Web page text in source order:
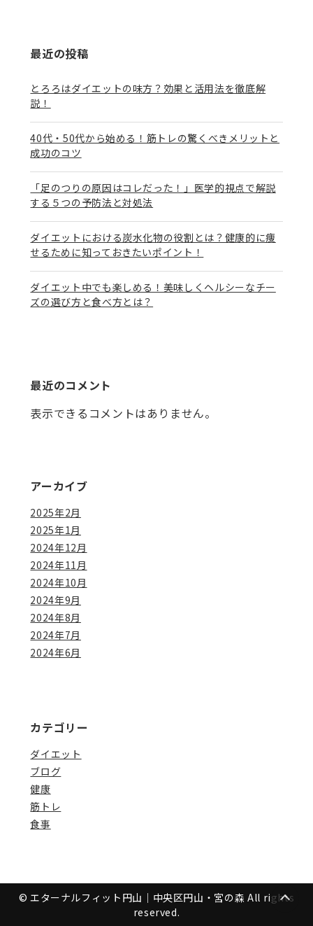
最近の投稿
とろろはダイエットの味方？効果と活用法を徹底解
説！
40代・50代から始める！筋トレの驚くべきメリットと
成功のコツ
「足のつりの原因はコレだった！」医学的視点で解説
する５つの予防法と対処法
ダイエットにおける炭水化物の役割とは？健康的に痩
せるために知っておきたいポイント！
ダイエット中でも楽しめる！美味しくヘルシーなチー
ズの選び方と食べ方とは？
最近のコメント
表示できるコメントはありません。
アーカイブ
2025年2月
2025年1月
2024年12月
2024年11月
2024年10月
2024年9月
2024年8月
2024年7月
2024年6月
カテゴリー
ダイエット
ブログ
健康
筋トレ
食事
© エターナルフィット円山｜中央区円山・宮の森 All rights
reserved.